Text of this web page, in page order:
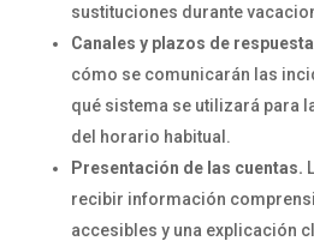
sustituciones durante
Canales y plazos de
cómo se comunicarán las
qué sistema se utilizará para
del horario habitual.
Presentación de las cuentas.
recibir información
accesibles y una explicación